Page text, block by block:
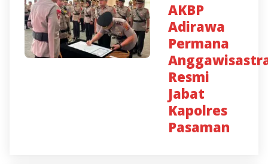
AKBP
Adirawa
Permana
Resmi
Jabat
Kapolres
Pasaman